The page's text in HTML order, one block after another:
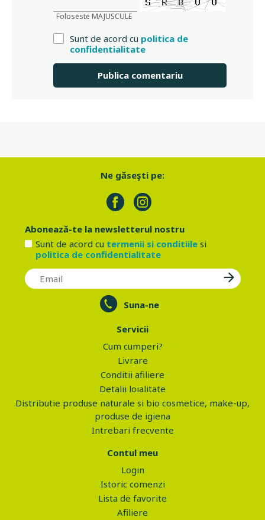
Foloseste MAJUSCULE
Sunt de acord cu politica de
confidentialitate
Ne găseşti pe:
Abonează-te la newsletterul nostru
Sunt de acord cu termenii si conditiilesi
politica de confidentialitate
Suna-ne
Servicii
Cum cumperi?
Livrare
Conditii afiliere
Detalii loialitate
Distributie produse naturale si bio cosmetice, make-up,
produse de igiena
Intrebari frecvente
Contul meu
Login
Istoric comenzi
Lista de favorite
Afiliere